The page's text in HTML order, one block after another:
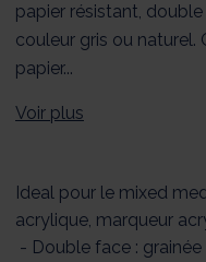
papier résistant,
couleur gris ou naturel.
papier...
Voir plus
Ideal pour le mixed
acrylique, marqueur
- Double face : grainée